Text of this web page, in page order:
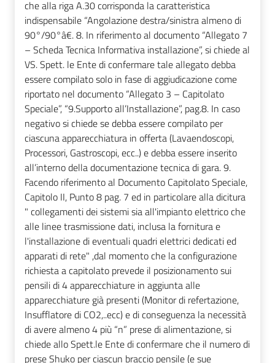
che alla riga A.30 corrisponda la caratteristica
indispensabile “Angolazione destra/sinistra almeno di
90°/90°â€. 8. In riferimento al documento “Allegato 7
– Scheda Tecnica Informativa installazione”, si chiede al
VS. Spett. le Ente di confermare tale allegato debba
essere compilato solo in fase di aggiudicazione come
riportato nel documento “Allegato 3 – Capitolato
Speciale”, “9.Supporto all’Installazione”, pag.8. In caso
negativo si chiede se debba essere compilato per
ciascuna apparecchiatura in offerta (Lavaendoscopi,
Processori, Gastroscopi, ecc..) e debba essere inserito
all’interno della documentazione tecnica di gara. 9.
Facendo riferimento al Documento Capitolato Speciale,
Capitolo II, Punto 8 pag. 7 ed in particolare alla dicitura
" collegamenti dei sistemi sia all'impianto elettrico che
alle linee trasmissione dati, inclusa la fornitura e
l'installazione di eventuali quadri elettrici dedicati ed
apparati di rete" ,dal momento che la configurazione
richiesta a capitolato prevede il posizionamento sui
pensili di 4 apparecchiature in aggiunta alle
apparecchiature già presenti (Monitor di refertazione,
Insufflatore di CO2,..ecc) e di conseguenza la necessità
di avere almeno 4 più “n” prese di alimentazione, si
chiede allo Spett.le Ente di confermare che il numero di
prese Shuko per ciascun braccio pensile (e sue